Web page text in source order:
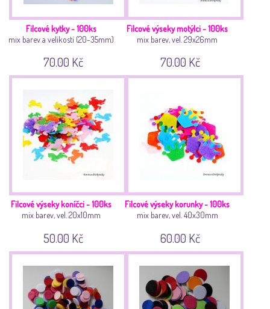
Filcové kytky - 100ks
mix barev a velikostí (20-35mm)
70.00 Kč
Filcové výseky motýlci - 100ks
mix barev, vel. 29x26mm
70.00 Kč
Filcové výseky koníčci - 100ks
mix barev, vel. 20x10mm
50.00 Kč
Filcové výseky korunky - 100ks
mix barev, vel. 40x30mm
60.00 Kč